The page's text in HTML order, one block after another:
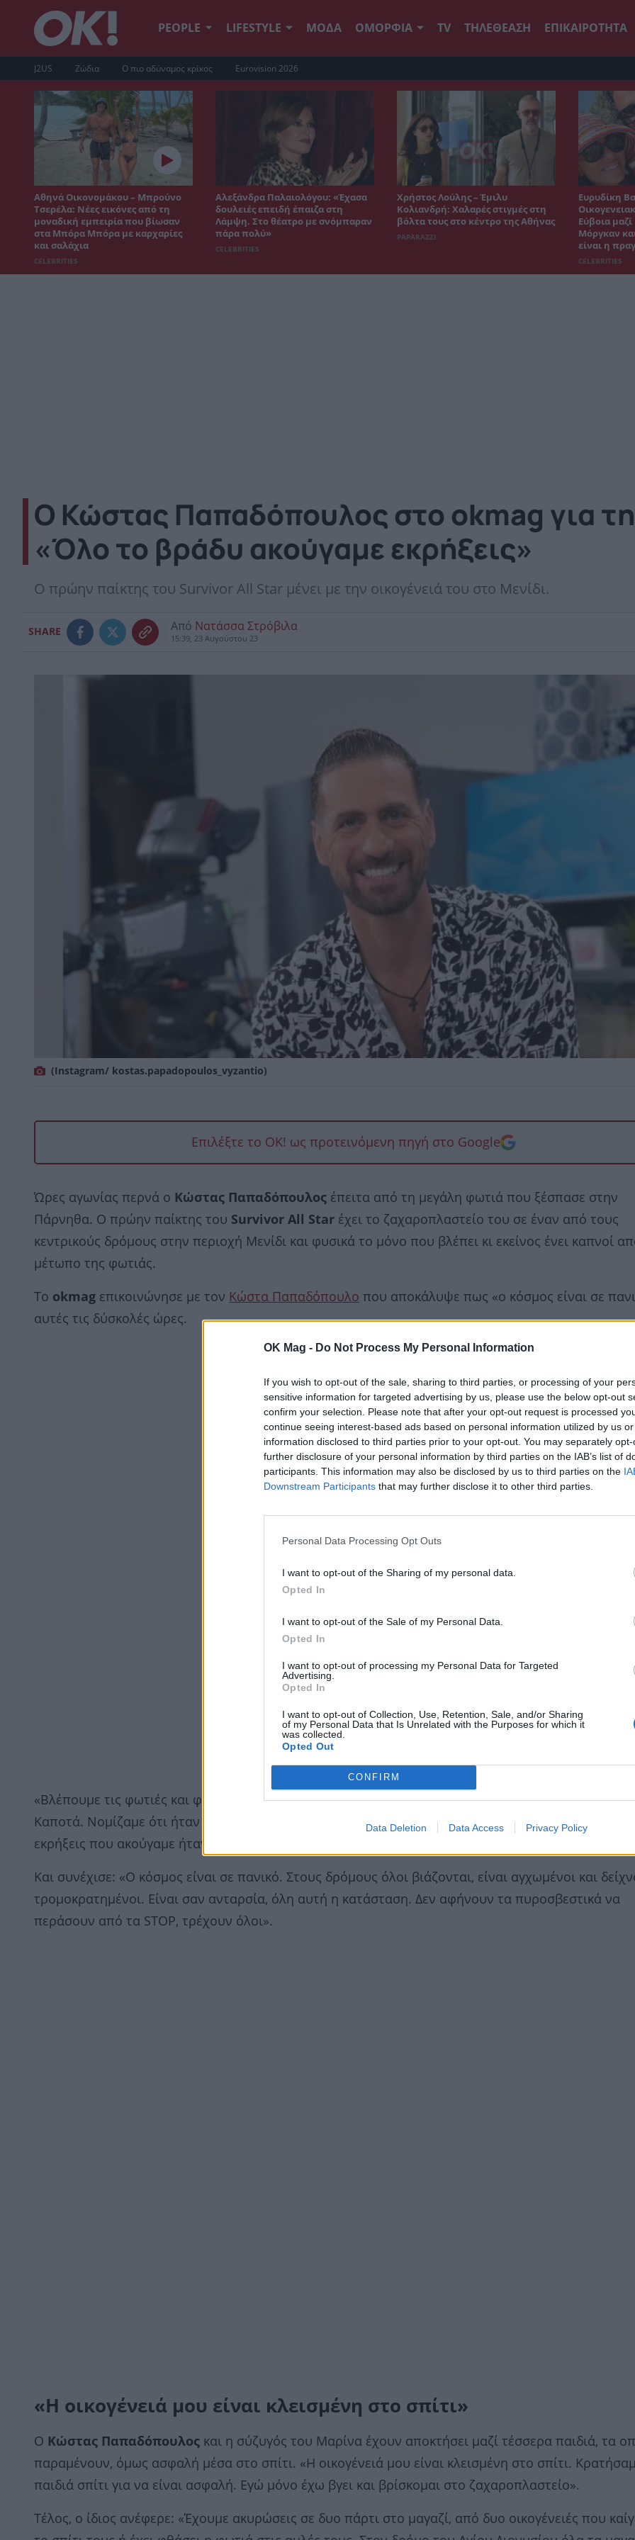
OK Mag - Do Not Process My Personal Information
If you wish to opt-out of the sale, sharing to third parties, or processing of your
sensitive information for targeted advertising by us, please use the below opt-out
confirm your selection. Please note that after your opt-out request is processed
continue seeing interest-based ads based on personal information utilized by us
information disclosed to third parties prior to your opt-out. You may separately
further disclosure of your personal information by third parties on the IAB’s list of
participants. This information may also be disclosed by us to third parties on the
Downstream Participants that may further disclose it to other third parties.
Personal Data Processing Opt Outs
I want to opt-out of the Sharing of my personal data.
Opted In
I want to opt-out of the Sale of my Personal Data.
Opted In
I want to opt-out of processing my Personal Data for Targeted
Advertising.
Opted In
I want to opt-out of Collection, Use, Retention, Sale, and/or Sharing
of my Personal Data that Is Unrelated with the Purposes for which it
was collected.
Opted Out
CONFIRM
Data Deletion Data Access Privacy Policy
PEOPLE LIFESTYLE ΜΟΔΑ ΟΜΟΡΦΙΑ TV ΤΗΛΕΘΕΑΣΗ ΕΠΙΚΑΙΡΟΤΗΤΑ
J2US Ζώδια Ο πιο αδύναμος κρίκος Eurovision 2026
Αθηνά Οικονομάκου – Μπρούνο
Τσερέλα: Νέες εικόνες από τη
μοναδική εμπειρία που βίωσαν
στα Μπόρα Μπόρα με καρχαρίες
και σαλάχια
CELEBRITIES
Αλεξάνδρα Παλαιολόγου: «Έχασα
δουλειές επειδή έπαιζα στη
Λάμψη. Στο θέατρο με σνόμπαραν
πάρα πολύ»
CELEBRITIES
Χρήστος Λούλης – Έμιλυ
Κολιανδρή: Χαλαρές στιγμές στη
βόλτα τους στο κέντρο της Αθήνας
PAPARAZZI
Ευρυδίκη
Εύβοια
Μόργκαν
είναι η
CELEBRITIES
Ο Κώστας Παπαδόπουλος στο okmag για
«Όλο το βράδυ ακούγαμε εκρήξεις»
Ο πρώην παίκτης του Survivor All Star μένει με την οικογένειά του στο Μενίδι.
SHARE Από Νατάσσα Στρόβιλα
15:39, 23 Αυγούστου 23
(Instagram/ kostas.papadopoulos_vyzantio)
Επιλέξτε το OK! ως προτεινόμενη πηγή στο Google
Ώρες αγωνίας περνά ο Κώστας Παπαδόπουλος έπειτα από τη μεγάλη φωτιά που ξέσπασε στην
Πάρνηθα. Ο πρώην παίκτης του Survivor All Star έχει το ζαχαροπλαστείο του σε έναν από τους
κεντρικούς δρόμους στην περιοχή Μενίδι και φυσικά το μόνο που βλέπει κι εκείνος ένει καπνοί
μέτωπο της φωτιάς.
Το okmag επικοινώνησε με τον Κώστα Παπαδόπουλο που αποκάλυψε πως «ο κόσμος είναι σε
αυτές τις δύσκολές ώρες.
«Βλέπουμε τις φωτιές και φοβόμαστε. Όλο το βράδυ ακούγαμε εκρήξεις, κοντά στο στρατόπεδο
Καποτά. Νομίζαμε ότι ήταν γκαζάκια, αλλά τελικά ήταν παλιά πυρομαχικά, οβίδες από τον
εκρήξεις που ακούγαμε ήταν πολύ συχνά. Κάθε 20 λεπτά», ανέφερε αρχικά ο Κώστας
Και συνέχισε: «Ο κόσμος είναι σε πανικό. Στους δρόμους όλοι βιάζονται, είναι αγχωμένοι και
τρομοκρατημένοι. Είναι σαν ανταρσία, όλη αυτή η κατάσταση. Δεν αφήνουν τα πυροσβεστικά να
περάσουν από τα STOP, τρέχουν όλοι».
«Η οικογένειά μου είναι κλεισμένη στο σπίτι»
Ο Κώστας Παπαδόπουλος και η σύζυγός του Μαρίνα έχουν αποκτήσει μαζί τέσσερα παιδιά, τα
παραμένουν, όμως ασφαλή μέσα στο σπίτι. «Η οικογένειά μου είναι κλεισμένη στο σπίτι.
παιδιά σπίτι για να είναι ασφαλή. Εγώ μόνο έχω βγει και βρίσκομαι στο ζαχαροπλαστείο».
Τέλος, ο ίδιος ανέφερε: «Έχουμε ακυρώσεις σε δυο πάρτι στο μαγαζί, από δυο οικογένειές που